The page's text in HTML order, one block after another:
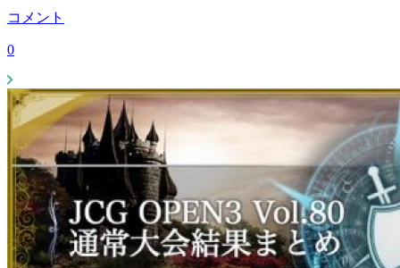
コメント
0